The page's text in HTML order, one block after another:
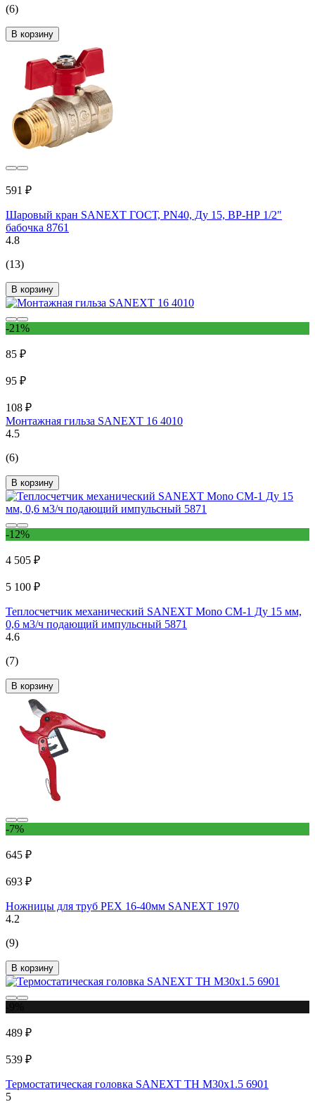
(6)
В корзину
591 ₽
Шаровый кран SANEXT ГОСТ, PN40, Ду 15, ВР-НР 1/2"
бабочка 8761
4.8
(13)
В корзину
-21%
85 ₽
95 ₽
108 ₽
Монтажная гильза SANEXT 16 4010
4.5
(6)
В корзину
-12%
4 505 ₽
5 100 ₽
Теплосчетчик механический SANEXT Mono CM-1 Ду 15 мм,
0,6 м3/ч подающий импульсный 5871
4.6
(7)
В корзину
-7%
645 ₽
693 ₽
Ножницы для труб PEX 16-40мм SANEXT 1970
4.2
(9)
В корзину
489 ₽
539 ₽
Термостатическая головка SANEXT TH M30x1.5 6901
5